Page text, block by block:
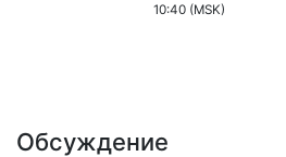
10:40 (MSK)
Обсуждение